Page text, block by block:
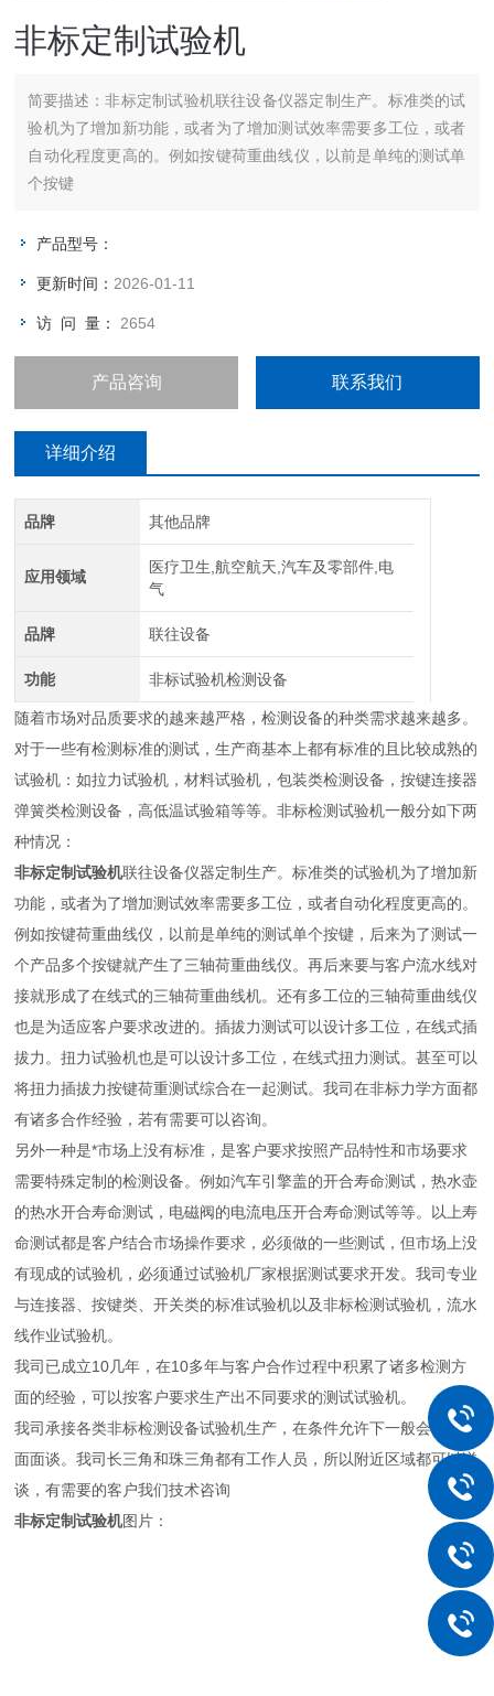
非标定制试验机
简要描述：非标定制试验机联往设备仪器定制生产。标准类的试
验机为了增加新功能，或者为了增加测试效率需要多工位，或者
自动化程度更高的。例如按键荷重曲线仪，以前是单纯的测试单
个按键
产品型号：
更新时间： 2026-01-11
访 问 量： 2654
产品咨询 联系我们
详细介绍
品牌 其他品牌
应用领域
医疗卫生,航空航天,汽车及零部件,电
气
品牌 联往设备
功能 非标试验机检测设备
随着市场对品质要求的越来越严格，检测设备的种类需求越来越多。
对于一些有检测标准的测试，生产商基本上都有标准的且比较成熟的
试验机：如拉力试验机，材料试验机，包装类检测设备，按键连接器
弹簧类检测设备，高低温试验箱等等。非标检测试验机一般分如下两
种情况：
非标定制试验机联往设备仪器定制生产。标准类的试验机为了增加新
功能，或者为了增加测试效率需要多工位，或者自动化程度更高的。
例如按键荷重曲线仪，以前是单纯的测试单个按键，后来为了测试一
个产品多个按键就产生了三轴荷重曲线仪。再后来要与客户流水线对
接就形成了在线式的三轴荷重曲线机。还有多工位的三轴荷重曲线仪
也是为适应客户要求改进的。插拔力测试可以设计多工位，在线式插
拔力。扭力试验机也是可以设计多工位，在线式扭力测试。甚至可以
将扭力插拔力按键荷重测试综合在一起测试。我司在非标力学方面都
有诸多合作经验，若有需要可以咨询。
另外一种是*市场上没有标准，是客户要求按照产品特性和市场要求
需要特殊定制的检测设备。例如汽车引擎盖的开合寿命测试，热水壶
的热水开合寿命测试，电磁阀的电流电压开合寿命测试等等。以上寿
命测试都是客户结合市场操作要求，必须做的一些测试，但市场上没
有现成的试验机，必须通过试验机厂家根据测试要求开发。我司专业
与连接器、按键类、开关类的标准试验机以及非标检测试验机，流水
线作业试验机。
我司已成立10几年，在10多年与客户合作过程中积累了诸多检测方
面的经验，可以按客户要求生产出不同要求的测试试验机。
我司承接各类非标检测设备试验机生产，在条件允许下一般会需要见
面面谈。我司长三角和珠三角都有工作人员，所以附近区域都可以详
谈，有需要的客户我们技术咨询
非标定制试验机图片：